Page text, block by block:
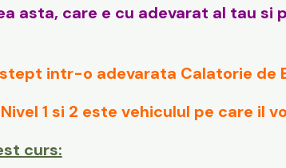
asta, care e cu adevarat al tau
intr-o adevarata Calatorie de
1 si 2 este vehiculul pe care il
curs: